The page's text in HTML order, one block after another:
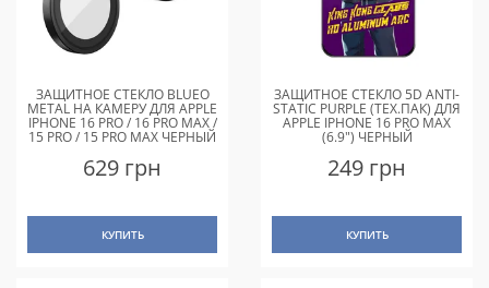
ЗАЩИТНОЕ СТЕКЛО BLUEO
METAL НА КАМЕРУ ДЛЯ APPLE
IPHONE 16 PRO / 16 PRO MAX /
15 PRO / 15 PRO MAX ЧЕРНЫЙ
629 грн
КУПИТЬ
ЗАЩИТНОЕ СТЕКЛО 5D ANTI-
STATIC PURPLE (ТЕХ.ПАК) ДЛЯ
APPLE IPHONE 16 PRO MAX
(6.9") ЧЕРНЫЙ
249 грн
КУПИТЬ